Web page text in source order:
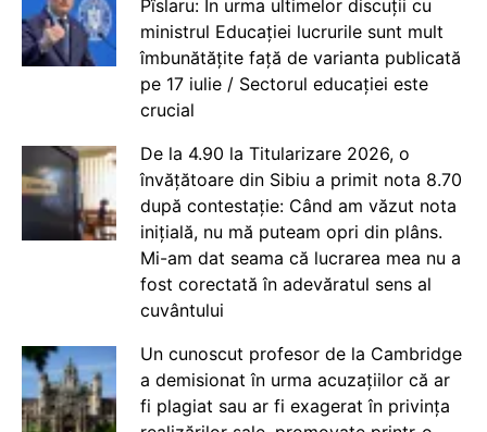
Pîslaru: În urma ultimelor discuții cu
ministrul Educației lucrurile sunt mult
îmbunătățite față de varianta publicată
pe 17 iulie / Sectorul educației este
crucial
De la 4.90 la Titularizare 2026, o
învățătoare din Sibiu a primit nota 8.70
după contestație: Când am văzut nota
inițială, nu mă puteam opri din plâns.
Mi-am dat seama că lucrarea mea nu a
fost corectată în adevăratul sens al
cuvântului
Un cunoscut profesor de la Cambridge
a demisionat în urma acuzațiilor că ar
fi plagiat sau ar fi exagerat în privința